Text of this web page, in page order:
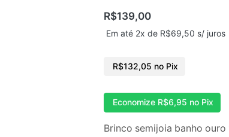
R$139,00
Em até 2x de R$69,50 s/ juros
R$132,05 no Pix
Economize R$6,95 no Pix
Brinco semijoia banho